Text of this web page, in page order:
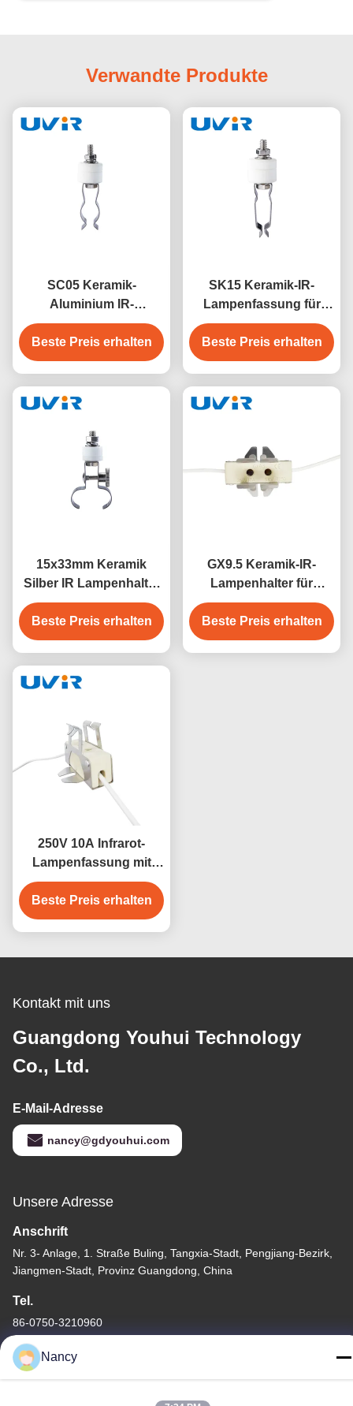
Verwandte Produkte
SC05 Keramik-
Aluminium IR-
Lampenhalter für
mittelwellige
Doppellampen
Beste Preis erhalten
SK15 Keramik-IR-
Lampenfassung für
Infrarot-Heizlampen
Beste Preis erhalten
15x33mm Keramik
Silber IR Lampenhalter
für Twin Tube Kurzwelle
Beste Preis erhalten
GX9.5 Keramik-IR-
Lampenhalter für
Zweispritzerheizung 250
V 10 A
Beste Preis erhalten
250V 10A Infrarot-
Lampenfassung mit
Keramik-Aluminium-
Clip
Beste Preis erhalten
Kontakt mit uns
Guangdong Youhui Technology
Co., Ltd.
E-Mail-Adresse
nancy@gdyouhui.com
Unsere Adresse
Anschrift
Nr. 3- Anlage, 1. Straße Buling, Tangxia-Stadt, Pengjiang-Bezirk,
Jiangmen-Stadt, Provinz Guangdong, China
Tel.
86-0750-3210960
Nancy